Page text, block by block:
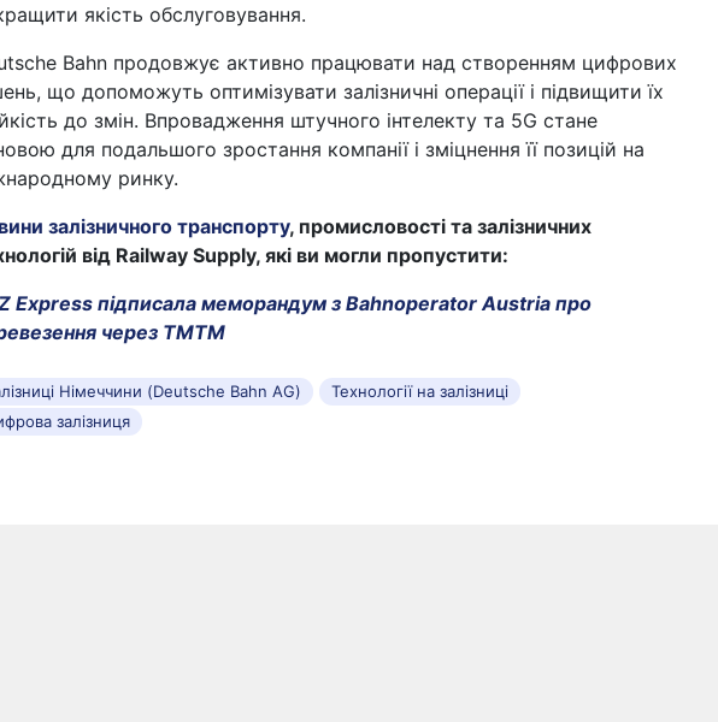
якість обслуговування.
Bahn продовжує активно працювати над створенням цифрових
що допоможуть оптимізувати залізничні операції і підвищити їх
до змін. Впровадження штучного інтелекту та 5G стане
для подальшого зростання компанії і зміцнення її позицій на
ринку.
залізничного транспорту, промисловості та залізничних
від Railway Supply, які ви могли пропустити:
Express підписала меморандум з Bahnoperator Austria про
через ТМТМ
Німеччини (Deutsche Bahn AG)
Технології на залізниці
залізниця